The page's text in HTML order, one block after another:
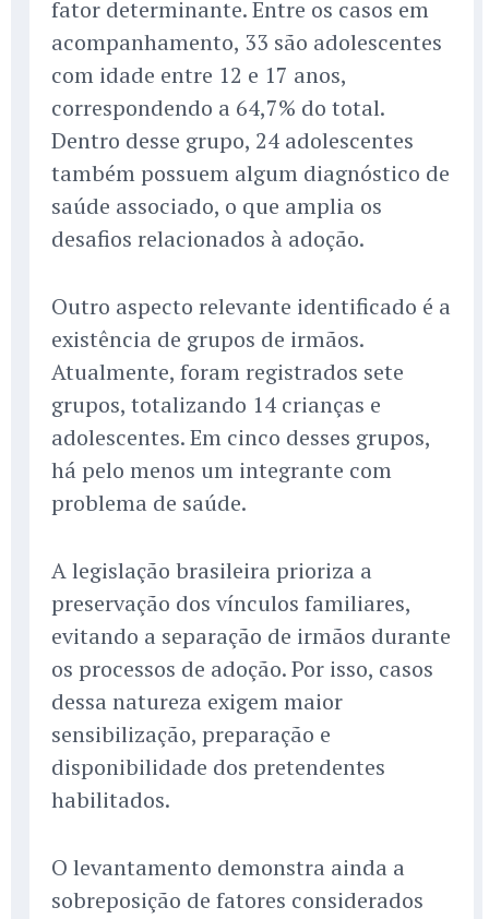
fator determinante. Entre os casos em
acompanhamento, 33 são adolescentes
com idade entre 12 e 17 anos,
correspondendo a 64,7% do total.
Dentro desse grupo, 24 adolescentes
também possuem algum diagnóstico de
saúde associado, o que amplia os
desafios relacionados à adoção.
Outro aspecto relevante identificado é a
existência de grupos de irmãos.
Atualmente, foram registrados sete
grupos, totalizando 14 crianças e
adolescentes. Em cinco desses grupos,
há pelo menos um integrante com
problema de saúde.
A legislação brasileira prioriza a
preservação dos vínculos familiares,
evitando a separação de irmãos durante
os processos de adoção. Por isso, casos
dessa natureza exigem maior
sensibilização, preparação e
disponibilidade dos pretendentes
habilitados.
O levantamento demonstra ainda a
sobreposição de fatores considerados